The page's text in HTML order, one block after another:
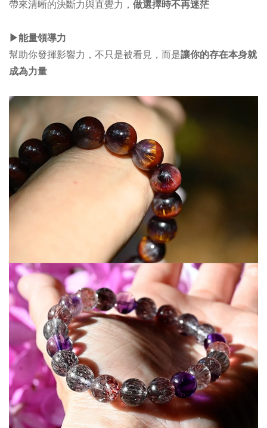
帶來清晰的決斷力與直覺力， 做選擇時不再迷茫
▶︎能量領導力
幫助你發揮影響力，不只是被看見，而是讓你的存在本身就
成為力量